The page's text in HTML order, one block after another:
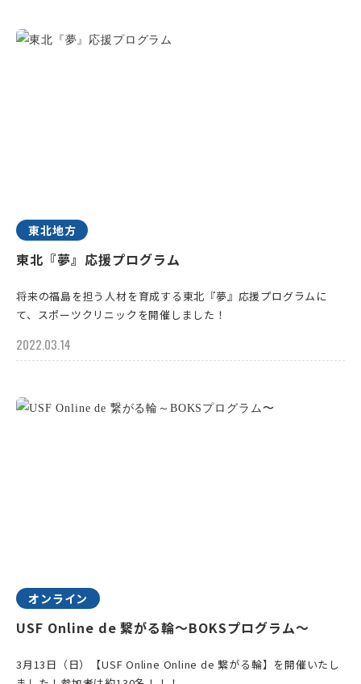
東北地方
東北『夢』応援プログラム
将来の福島を担う人材を育成する東北『夢』応援プログラムに
て、スポーツクリニックを開催しました！
2022.03.14
オンライン
USF Online de 繋がる輪～BOKSプログラム〜
3月13日（日）【USF Online Online de 繋がる輪】を開催いたし